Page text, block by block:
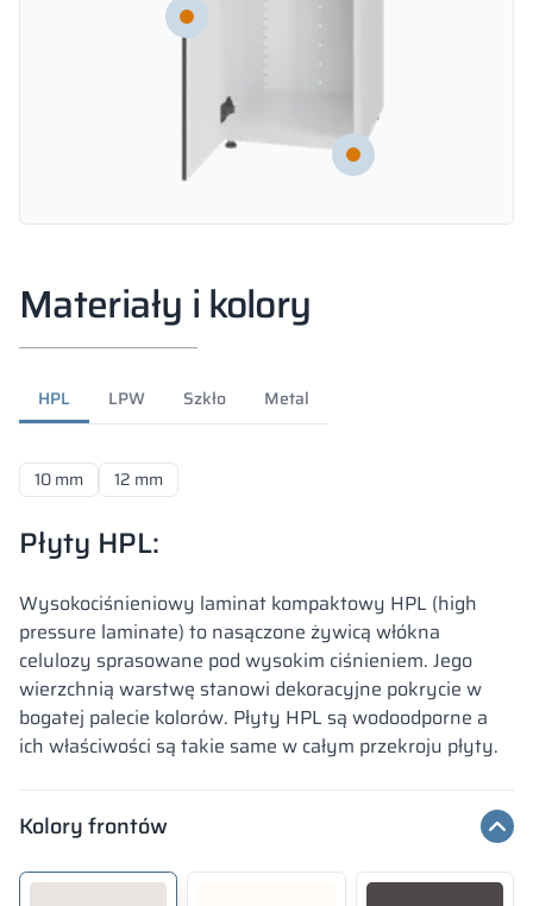
Materiały i kolory
HPL LPW Szkło Metal
10 mm 12 mm
Płyty HPL:
Wysokociśnieniowy laminat kompaktowy HPL (high
pressure laminate) to nasączone żywicą włókna
celulozy sprasowane pod wysokim ciśnieniem. Jego
wierzchnią warstwę stanowi dekoracyjne pokrycie w
bogatej palecie kolorów. Płyty HPL są wodoodporne a
ich właściwości są takie same w całym przekroju płyty.
Kolory frontów